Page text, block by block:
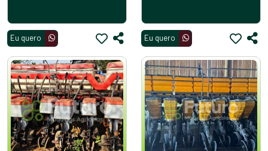
Eu quero Eu quero